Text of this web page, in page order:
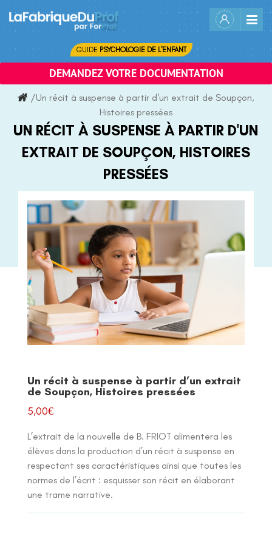
content
GUIDE PSYCHOLOGIE DE L'ENFANT
DEMANDEZ VOTRE DOCUMENTATION
/Un récit à suspense à partir d'un extrait de Soupçon,
Histoires pressées
UN RÉCIT À SUSPENSE À PARTIR D'UN
EXTRAIT DE SOUPÇON, HISTOIRES
PRESSÉES
Un récit à suspense à partir d’un extrait
de Soupçon, Histoires pressées
5,00€
L’extrait de la nouvelle de B. FRIOT alimentera les
élèves dans la production d’un récit à suspense en
respectant ses caractéristiques ainsi que toutes les
normes de l’écrit : esquisser son récit en élaborant
une trame narrative.